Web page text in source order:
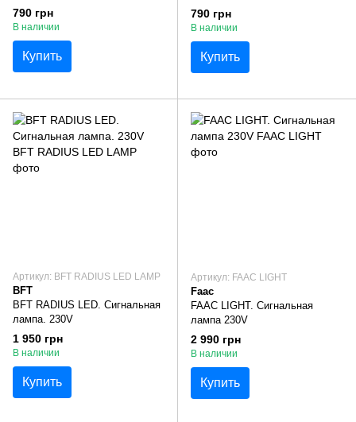
790 грн
В наличии
Купить
790 грн
В наличии
Купить
Артикул: BFT RADIUS LED LAMP
BFT
BFT RADIUS LED. Сигнальная
лампа. 230V
1 950 грн
В наличии
Купить
Артикул: FAAC LIGHT
Faac
FAAC LIGHT. Сигнальная
лампа 230V
2 990 грн
В наличии
Купить